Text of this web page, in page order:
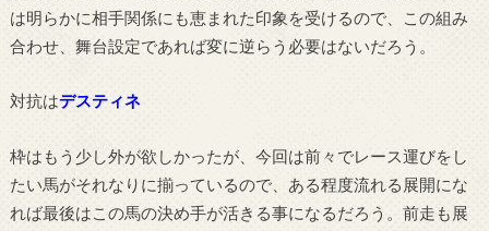
は明らかに相手関係にも恵まれた印象を受けるので、この組み
合わせ、舞台設定であれば変に逆らう必要はないだろう。
対抗はデスティネ
枠はもう少し外が欲しかったが、今回は前々でレース運びをし
たい馬がそれなりに揃っているので、ある程度流れる展開にな
れば最後はこの馬の決め手が活きる事になるだろう。前走も展